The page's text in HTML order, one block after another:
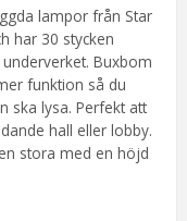
lampor från Star
har 30 stycken
Buxbom
funktion så du
ska lysa. Perfekt att
hall eller lobby.
stora med en höjd